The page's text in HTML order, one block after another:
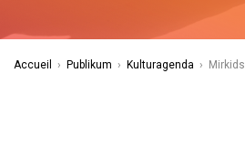
Accueil › Publikum › Kulturagenda › Mirkids